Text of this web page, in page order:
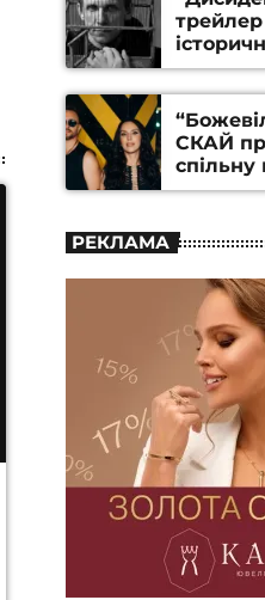
трейлер
Андрія
СКАЙ
спільну
РЕКЛАМА